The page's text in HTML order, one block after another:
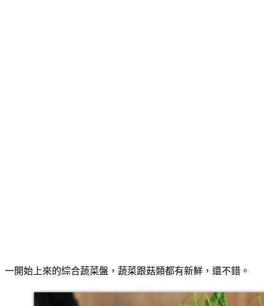
一開始上來的綜合蔬菜盤，蔬菜跟菇類都有新鮮，還不錯。